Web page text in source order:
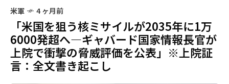
米軍 4 ヶ月前
「米国を狙う核ミサイルが2035年に1万
6000発超へ—ギャバード国家情報長官が
上院で衝撃の脅威評価を公表」※上院証
言：全文書き起こし